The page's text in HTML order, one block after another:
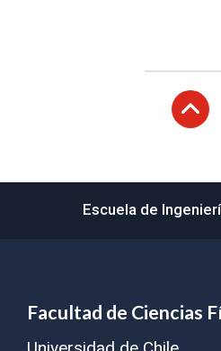
Escuela de
Facultad de Ciencias